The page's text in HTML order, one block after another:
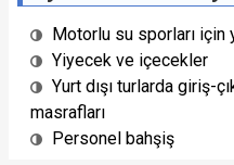
Motorlu su sporları için
Yiyecek ve içecekler
Yurt dışı turlarda giriş-
masrafları
Personel bahşiş